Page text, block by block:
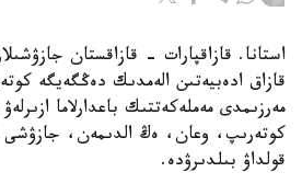
استانا. قازاقپارات - قازاقستان
قازاق ادەبيەتىن الەمدىك دەڭگەيگە
مەرزىمدى مەملەكەتتىك باعدارلاما
كوتەرىپ، وعان، ەڭ الدىمەن، جازۋشى
قولداۋ بىلدىرۋدە.